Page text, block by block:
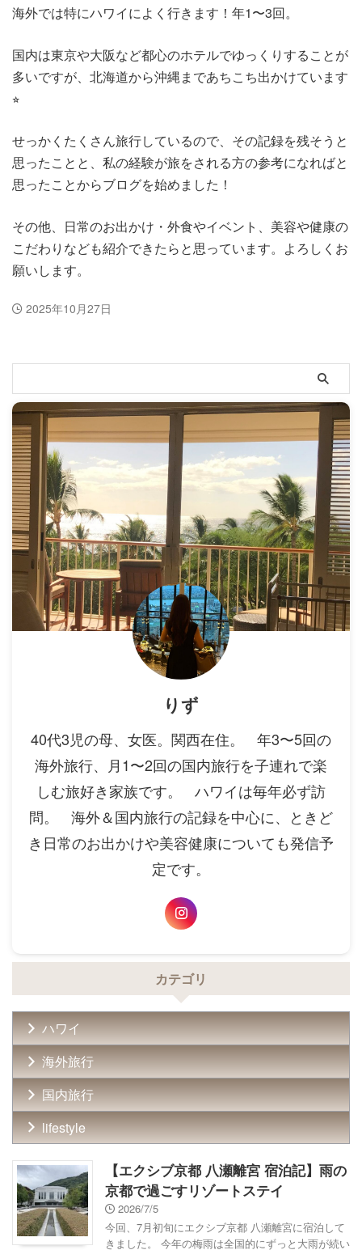
海外では特にハワイによく行きます！年1〜3回。
国内は東京や大阪など都心のホテルでゆっくりすることが
多いですが、北海道から沖縄まであちこち出かけています
⭐︎
せっかくたくさん旅行しているので、その記録を残そうと
思ったことと、私の経験が旅をされる方の参考になればと
思ったことからブログを始めました！
その他、日常のお出かけ・外食やイベント、美容や健康の
こだわりなども紹介できたらと思っています。よろしくお
願いします。
2025年10月27日
りず
40代3児の母、女医。関西在住。 年3〜5回の
海外旅行、月1〜2回の国内旅行を子連れで楽
しむ旅好き家族です。 ハワイは毎年必ず訪
問。 海外＆国内旅行の記録を中心に、ときど
き日常のお出かけや美容健康についても発信予
定です。
カテゴリ
ハワイ
海外旅行
国内旅行
lifestyle
【エクシブ京都 八瀬離宮 宿泊記】雨の
京都で過ごすリゾートステイ
2026/7/5
今回、7月初旬にエクシブ京都 八瀬離宮に宿泊して
きました。 今年の梅雨は全国的にずっと大雨が続い